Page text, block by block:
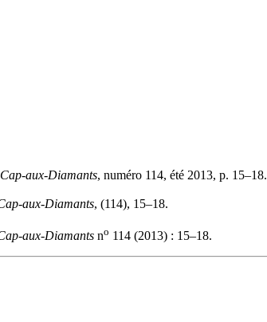
Cap-aux-Diamants, numéro 114, été 2013, p. 15–18.
aux-Diamants, (114), 15–18.
aux-Diamants no 114 (2013) : 15–18.